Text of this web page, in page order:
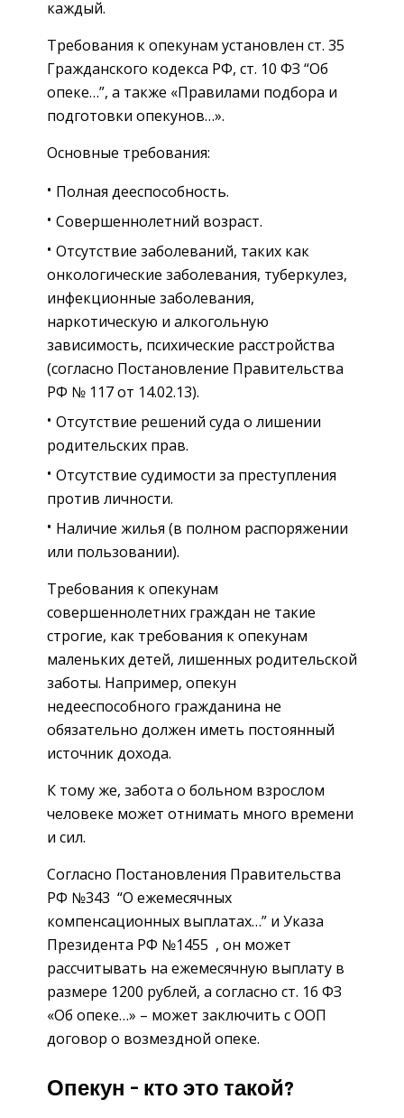
каждый.
Требования к опекунам установлен ст. 35
Гражданского кодекса РФ, ст. 10 ФЗ “Об
опеке…”, а также «Правилами подбора и
подготовки опекунов…».
Основные требования:
Полная дееспособность.
Совершеннолетний возраст.
Отсутствие заболеваний, таких как
онкологические заболевания, туберкулез,
инфекционные заболевания,
наркотическую и алкогольную
зависимость, психические расстройства
(согласно Постановление Правительства
РФ № 117 от 14.02.13).
Отсутствие решений суда о лишении
родительских прав.
Отсутствие судимости за преступления
против личности.
Наличие жилья (в полном распоряжении
или пользовании).
Требования к опекунам
совершеннолетних граждан не такие
строгие, как требования к опекунам
маленьких детей, лишенных родительской
заботы. Например, опекун
недееспособного гражданина не
обязательно должен иметь постоянный
источник дохода.
К тому же, забота о больном взрослом
человеке может отнимать много времени
и сил.
Согласно Постановления Правительства
РФ №343 “О ежемесячных
компенсационных выплатах…” и Указа
Президента РФ №1455 , он может
рассчитывать на ежемесячную выплату в
размере 1200 рублей, а согласно ст. 16 ФЗ
«Об опеке…» – может заключить с ООП
договор о возмездной опеке.
Опекун – кто это такой?